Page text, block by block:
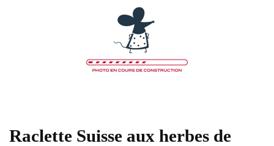
Raclette Suisse aux herbes de